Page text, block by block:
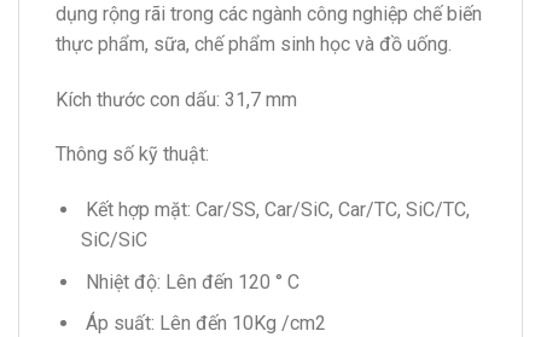
dụng rộng rãi trong các ngành công nghiệp chế biến
thực phẩm, sữa, chế phẩm sinh học và đồ uống.
Kích thước con dấu: 31,7 mm
Thông số kỹ thuật:
Kết hợp mặt: Car/SS, Car/SiC, Car/TC, SiC/TC,
SiC/SiC
Nhiệt độ: Lên đến 120 ° C
Áp suất: Lên đến 10Kg /cm2